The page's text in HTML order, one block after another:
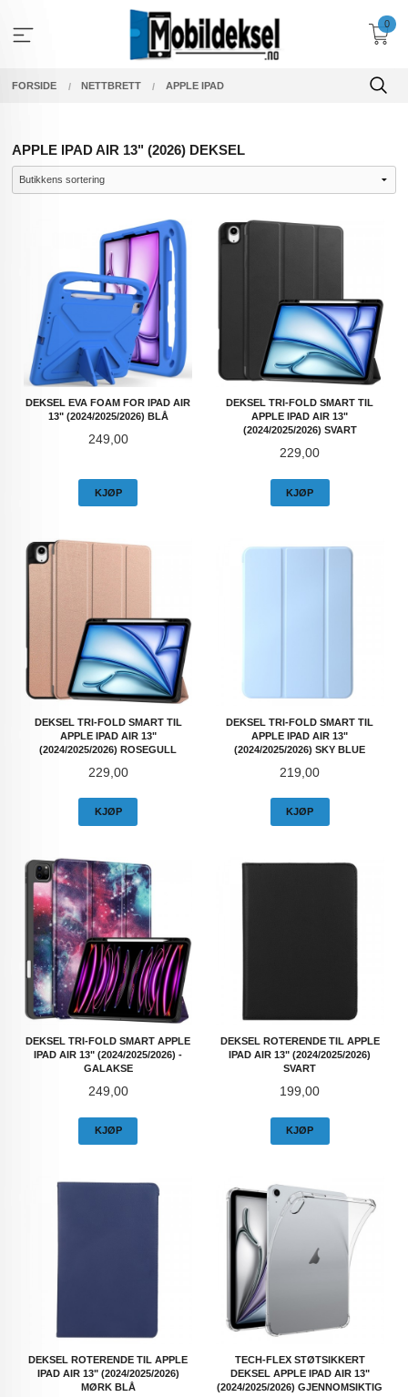
innholdet
0
FORSIDE NETTBRETT APPLE IPAD
APPLE IPAD AIR 13" (2026) DEKSEL
DEKSEL EVA FOAM FOR IPAD AIR
13" (2024/2025/2026) BLÅ
Pris
249,00
KJØP
DEKSEL TRI-FOLD SMART TIL
APPLE IPAD AIR 13"
(2024/2025/2026) SVART
Pris
229,00
KJØP
DEKSEL TRI-FOLD SMART TIL
APPLE IPAD AIR 13"
(2024/2025/2026) ROSEGULL
Pris
229,00
KJØP
DEKSEL TRI-FOLD SMART TIL
APPLE IPAD AIR 13"
(2024/2025/2026) SKY BLUE
Pris
219,00
KJØP
DEKSEL TRI-FOLD SMART APPLE
IPAD AIR 13" (2024/2025/2026) -
GALAKSE
Pris
249,00
KJØP
DEKSEL ROTERENDE TIL APPLE
IPAD AIR 13" (2024/2025/2026)
SVART
Pris
199,00
KJØP
DEKSEL ROTERENDE TIL APPLE
IPAD AIR 13" (2024/2025/2026)
MØRK BLÅ
TECH-FLEX STØTSIKKERT
DEKSEL APPLE IPAD AIR 13"
(2024/2025/2026) GJENNOMSIKTIG